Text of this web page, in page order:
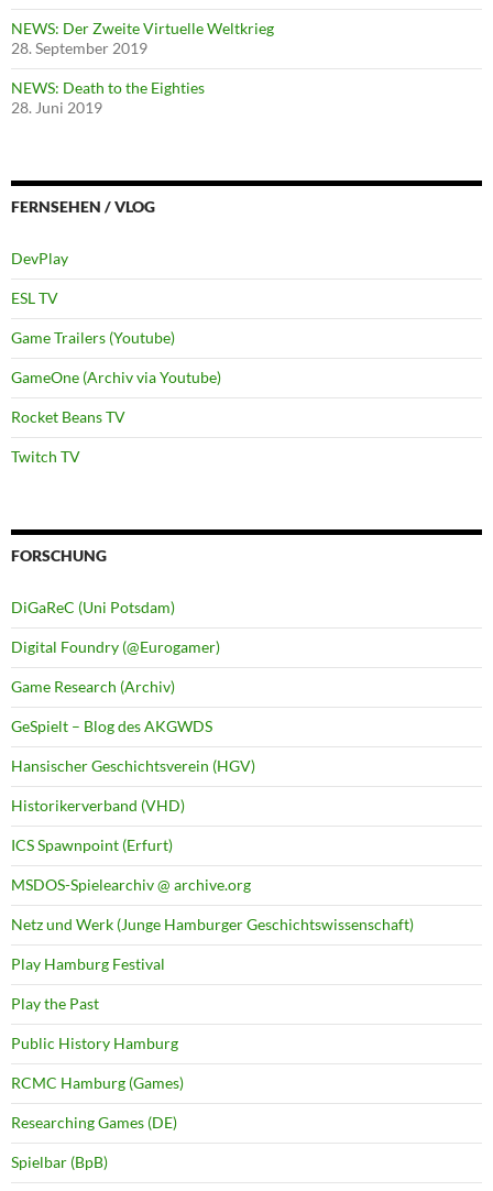
NEWS: Der Zweite Virtuelle Weltkrieg
28. September 2019
NEWS: Death to the Eighties
28. Juni 2019
FERNSEHEN / VLOG
DevPlay
ESL TV
Game Trailers (Youtube)
GameOne (Archiv via Youtube)
Rocket Beans TV
Twitch TV
FORSCHUNG
DiGaReC (Uni Potsdam)
Digital Foundry (@Eurogamer)
Game Research (Archiv)
GeSpielt – Blog des AKGWDS
Hansischer Geschichtsverein (HGV)
Historikerverband (VHD)
ICS Spawnpoint (Erfurt)
MSDOS-Spielearchiv @ archive.org
Netz und Werk (Junge Hamburger Geschichtswissenschaft)
Play Hamburg Festival
Play the Past
Public History Hamburg
RCMC Hamburg (Games)
Researching Games (DE)
Spielbar (BpB)